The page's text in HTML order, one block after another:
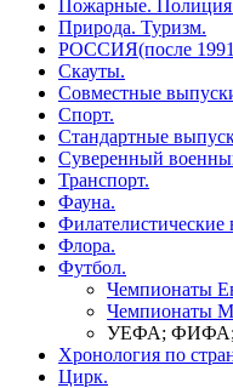
Пожарные.
Природа. Туризм.
РОССИЯ(после
Скауты.
Совместные
Спорт.
Стандартные
Суверенный
Транспорт.
Фауна.
Филателистические
Флора.
Футбол.
Чемпионаты
Чемпионаты
УЕФА; ФИФА;
Хронология по
Цирк.